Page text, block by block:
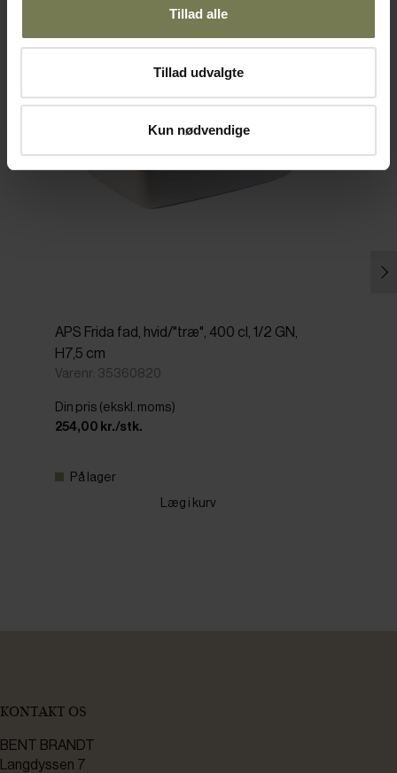
Tillad alle
Tillad udvalgte
Kun nødvendige
APS Frida fad, hvid/"træ", 400 cl, 1/2 GN,
H7,5 cm
Varenr: 35360820
Din pris (ekskl. moms)
254,00 kr./stk.
På lager
Læg i kurv
KONTAKT OS
BENT BRANDT
Langdyssen 7